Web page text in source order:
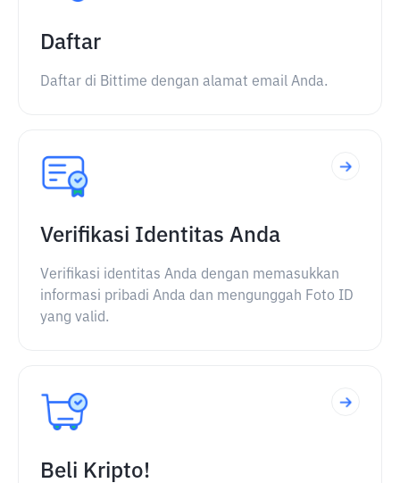
Daftar
Daftar di Bittime dengan alamat email Anda.
Verifikasi Identitas Anda
Verifikasi identitas Anda dengan memasukkan
informasi pribadi Anda dan mengunggah Foto ID
yang valid.
Beli Kripto!